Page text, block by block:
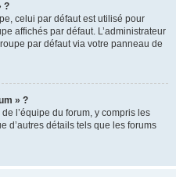
?
celui par défaut est utilisé pour
affichés par défaut. L’administrateur
par défaut via votre panneau de
» ?
l’équipe du forum, y compris les
d’autres détails tels que les forums